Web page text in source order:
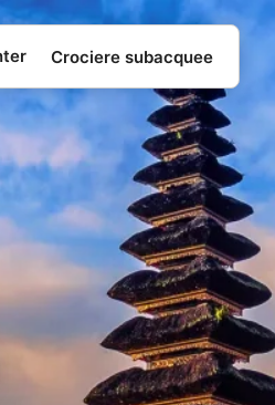
Crociere subacquee